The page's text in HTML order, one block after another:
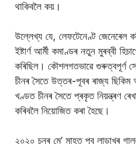
থাকিবলৈ কয়।
উল্লেখ্য যে, লেফটেনেণ্ট জেনেৰেল
ইষ্টাৰ্ণ আৰ্মী কমাণ্ডৰ নতুন মুৰব্বী
কৰিছিল। কৌশলগতভাৱে গুৰুত্বপূৰ্ণ
চীনৰ সৈতে উত্তৰ-পূবৰ ৰাজ্য
খণ্ডত চীনৰ সৈতে প্ৰকৃত নিয়ন্ত্ৰণ
কৰিবলৈ নিয়োজিত কৰা হৈছে।
২০২০ চনৰ মে’ মাহত পূব লাডাখৰ